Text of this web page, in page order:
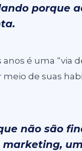
porque
é uma “via
de suas
não são